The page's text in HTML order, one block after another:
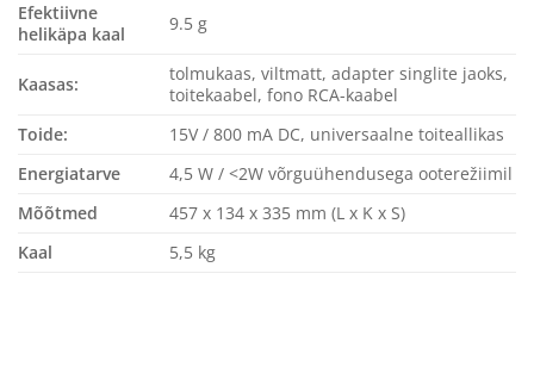
Efektiivne
helikäpa kaal
9.5 g
Kaasas:
tolmukaas, viltmatt, adapter singlite jaoks,
toitekaabel, fono RCA-kaabel
Toide:
15V / 800 mA DC, universaalne toiteallikas
Energiatarve
4,5 W / <2W võrguühendusega ooterežiimil
Mõõtmed
457 x 134 x 335 mm (L x K x S)
Kaal
5,5 kg